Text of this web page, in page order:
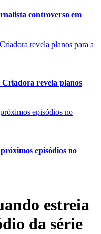
controverso em
revela planos
episódios no
estreia
da série